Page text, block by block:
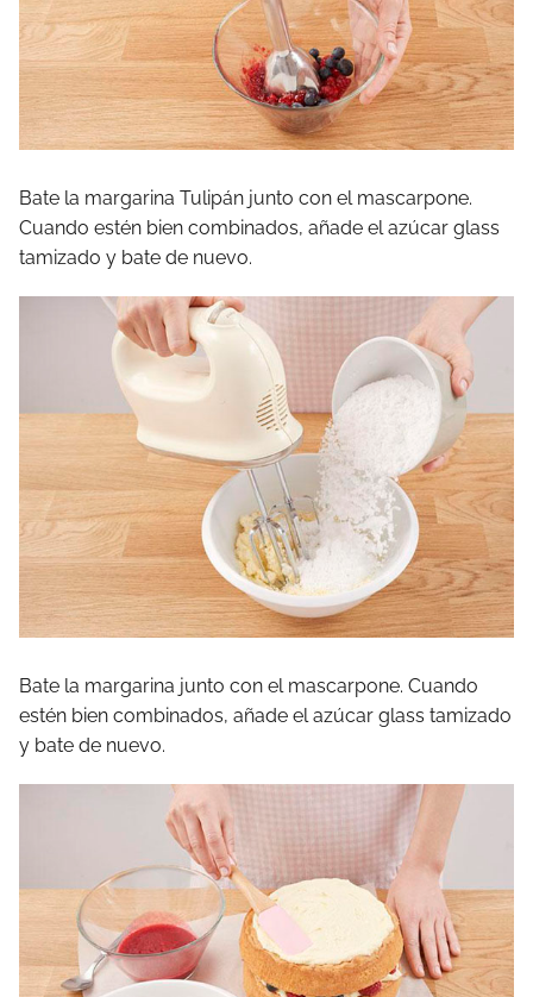
Bate la margarina Tulipán junto con el mascarpone.
Cuando estén bien combinados, añade el azúcar glass
tamizado y bate de nuevo.
Bate la margarina junto con el mascarpone. Cuando
estén bien combinados, añade el azúcar glass tamizado
y bate de nuevo.